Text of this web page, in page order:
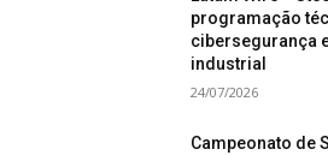
programação
cibersegurança
industrial
24/07/2026
Campeonato de